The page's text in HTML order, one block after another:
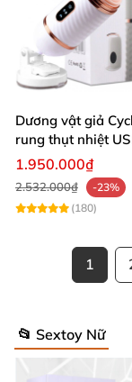
Dương vật giả
rung thụt nhiệt
1.950.000₫
2.532.000₫
-23%
(180)
1
📂 Sextoy Nữ